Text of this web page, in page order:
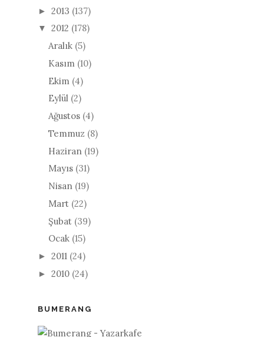
► 2013 (137)
▼ 2012 (178)
Aralık (5)
Kasım (10)
Ekim (4)
Eylül (2)
Ağustos (4)
Temmuz (8)
Haziran (19)
Mayıs (31)
Nisan (19)
Mart (22)
Şubat (39)
Ocak (15)
► 2011 (24)
► 2010 (24)
BUMERANG